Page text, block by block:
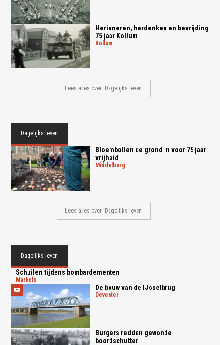
Herinneren, herdenken en bevrijding
75 jaar Kollum
kollum
Lees alles over 'Dagelijks leven'
Dagelijks leven
Bloembollen de grond in voor 75 jaar
vrijheid
middelburg
Lees alles over 'Dagelijks leven'
Dagelijks leven
Schuilen tijdens bombardementen
markelo
De bouw van de IJsselbrug
deventer
Burgers redden gewonde
boordschutter